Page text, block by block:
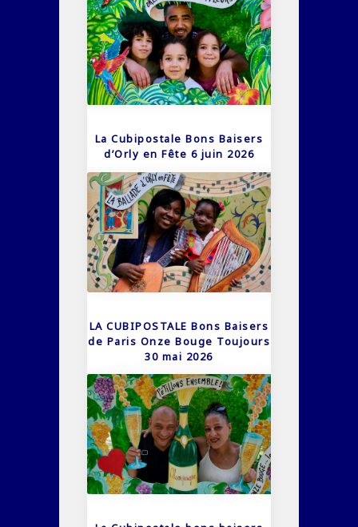
La Cubipostale Bons Baisers
d’Orly en Fête 6 juin 2026
LA CUBIPOSTALE Bons Baisers
de Paris Onze Bouge Toujours
30 mai 2026